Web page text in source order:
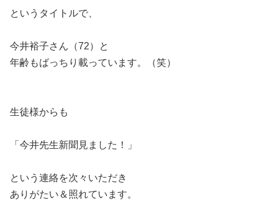
というタイトルで、
今井裕子さん（72）と
年齢もばっちり載っています。（笑）
生徒様からも
「今井先生新聞見ました！」
という連絡を次々いただき
ありがたい＆照れています。